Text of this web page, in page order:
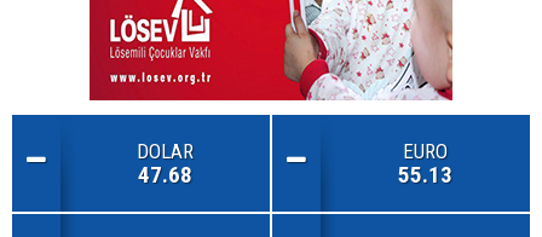
DOLAR
47.68
EURO
55.13